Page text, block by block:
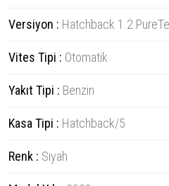
Versiyon : Hatchback 1.2
Vites Tipi : Otomatik
Yakıt Tipi : Benzin
Kasa Tipi : Hatchback/5
Renk : Siyah